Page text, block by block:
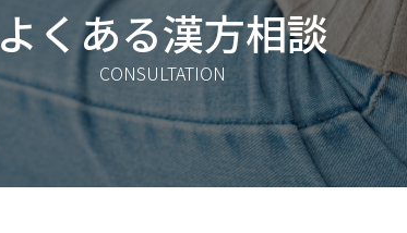
よくある漢方相談
CONSULTATION